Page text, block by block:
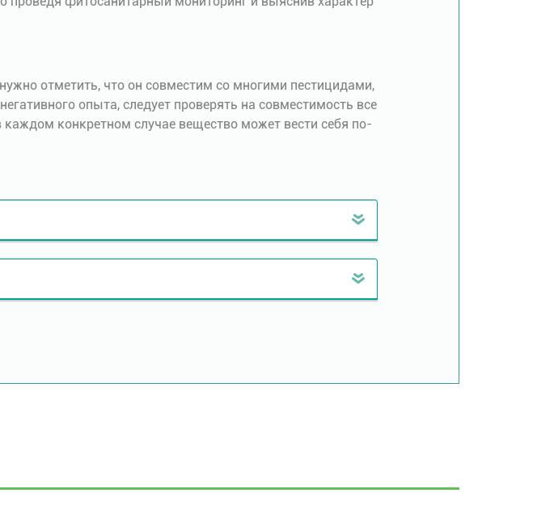
отметить, что он совместим со многими пестицидами,
опыта, следует проверять на совместимость все
конкретном случае вещество может вести себя по-